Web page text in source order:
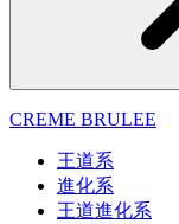
CREME BRULEE
王道系
進化系
王道進化系